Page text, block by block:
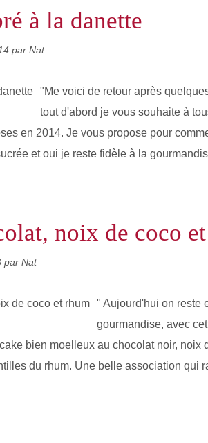
à la danette
par Nat
"Me voici de retour après
tout d'abord je vous souhaite à
en 2014. Je vous propose pour
et oui je reste fidèle à la
noix de coco
par Nat
" Aujourd'hui on reste
gourmandise, avec
bien moelleux au chocolat noir, noix
du rhum. Une belle association qui